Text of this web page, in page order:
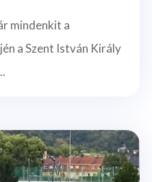
mindenkit a
a Szent István Király